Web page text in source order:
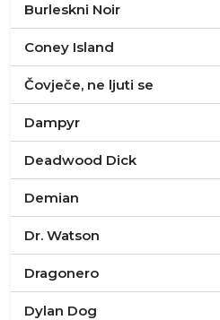
Burleskni Noir
Coney Island
Čovječe, ne ljuti se
Dampyr
Deadwood Dick
Demian
Dr. Watson
Dragonero
Dylan Dog